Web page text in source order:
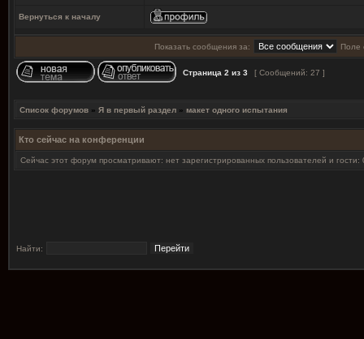
Вернуться к началу
Показать сообщения за: Поле
Страница 2 из 3 [ Сообщений: 27 ]
Список форумов » Я в первый раздел » макет одного испытания
Кто сейчас на конференции
Сейчас этот форум просматривают: нет зарегистрированных пользователей и гости:
Найти: